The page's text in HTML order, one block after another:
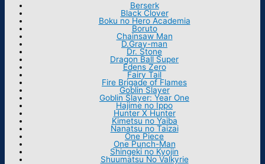
Berserk
Black Clover
Boku no Hero Academia
Boruto
Chainsaw Man
D.Gray-man
Dr. Stone
Dragon Ball Super
Edens Zero
Fairy Tail
Fire Brigade of Flames
Goblin Slayer
Goblin Slayer: Year One
Hajime no Ippo
Hunter X Hunter
Kimetsu no Yaiba
Nanatsu no Taizai
One Piece
One Punch-Man
Shingeki no Kyojin
Shuumatsu No Valkyrie